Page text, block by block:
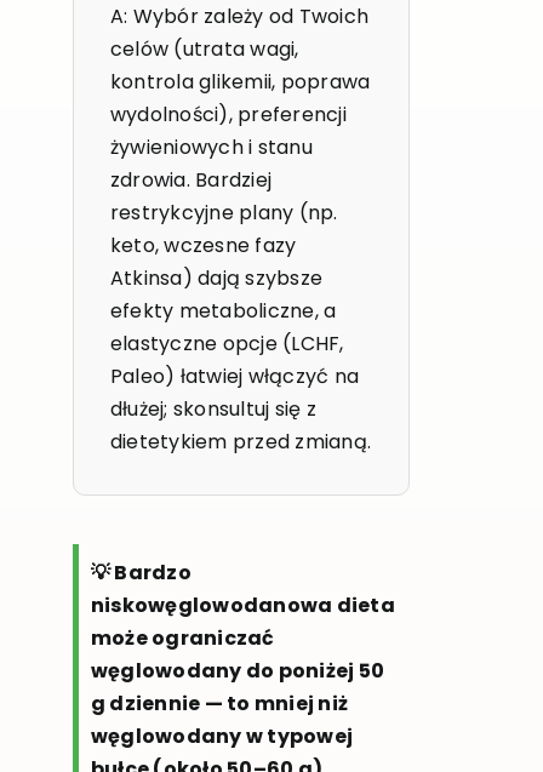
A: Wybór zależy od Twoich
celów (utrata wagi,
kontrola glikemii, poprawa
wydolności), preferencji
żywieniowych i stanu
zdrowia. Bardziej
restrykcyjne plany (np.
keto, wczesne fazy
Atkinsa) dają szybsze
efekty metaboliczne, a
elastyczne opcje (LCHF,
Paleo) łatwiej włączyć na
dłużej; skonsultuj się z
dietetykiem przed zmianą.
💡 Bardzo
niskowęglowodanowa dieta
może ograniczać
węglowodany do poniżej 50
g dziennie — to mniej niż
węglowodany w typowej